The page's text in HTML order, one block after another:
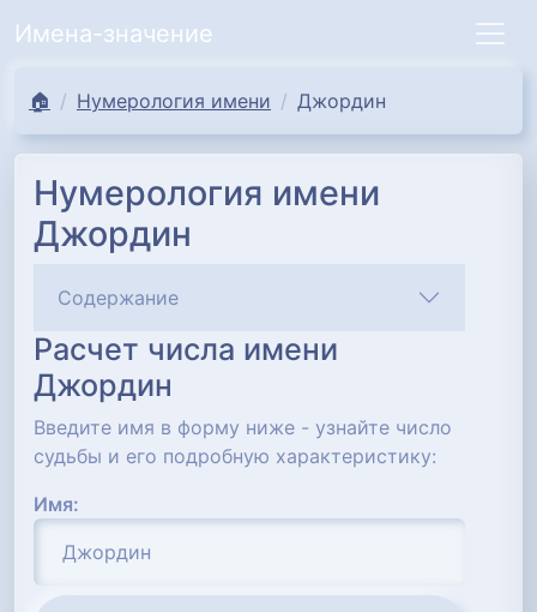
Имена-значение
🏠 Нумерология имени Джордин
Нумерология имени
Джордин
Содержание
Расчет числа имени
Джордин
Введите имя в форму ниже - узнайте число
судьбы и его подробную характеристику:
Имя: